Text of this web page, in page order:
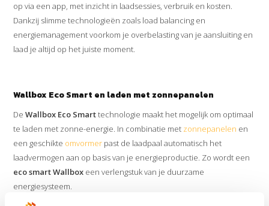
op via een app, met inzicht in laadsessies, verbruik en kosten.
Dankzij slimme technologieën zoals load balancing en
energiemanagement voorkom je overbelasting van je aansluiting en
laad je altijd op het juiste moment.
Wallbox Eco Smart en laden met zonnepanelen
DeWallbox Eco Smarttechnologie maakt het mogelijk om optimaal
te laden met zonne-energie. In combinatie met zonnepanelen en
een geschikte omvormer past de laadpaal automatisch het
laadvermogen aan op basis van je energieproductie. Zo wordt een
eco smart Wallbox een verlengstuk van je duurzame
energiesysteem.